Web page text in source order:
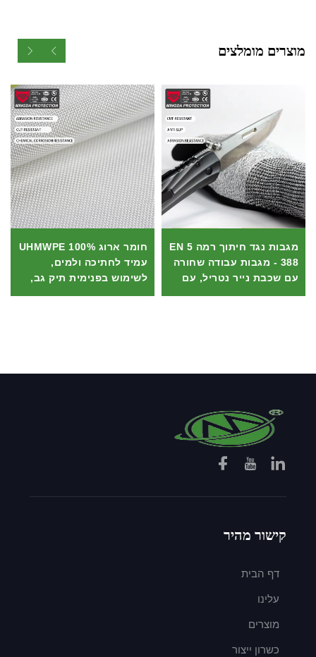
מוצרים מומלצים
מגבות נגד חיתוך רמה 5 EN
388 - מגבות עבודה שחורה
עם שכבת נייר נטריל, עם
דיוק גבוה ונגד החלקה
חומר ארוג 100% UHMWPE
עמיד לחתיכה ולמים,
לשימוש בפנימית תיק גב,
חומר HPPE עמיד לחתיכה
קישור מהיר
דף הבית
עלינו
מוצרים
כשרון ייצור